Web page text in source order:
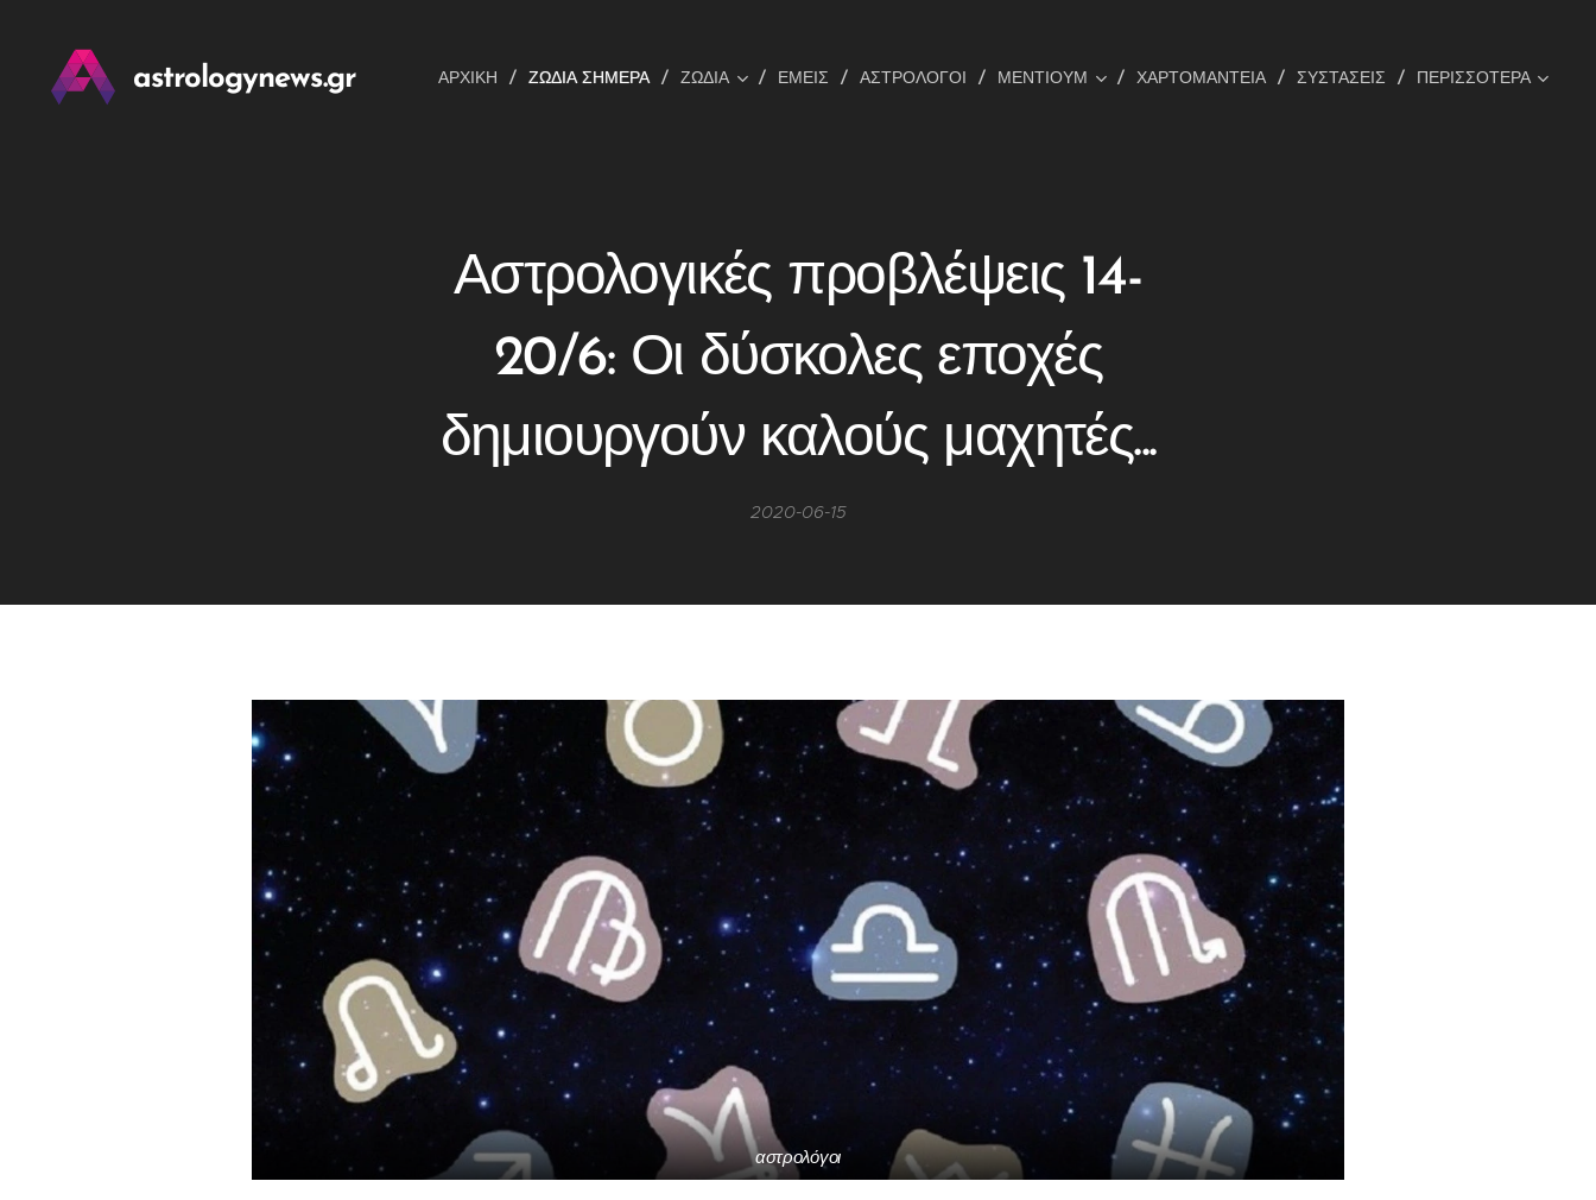
astrologynews.gr ΑΡΧΙΚΉ ΖΩΔΙΑ ΣΗΜΕΡΑ ΖΩΔΙΑ ΕΜΕΊΣ ΑΣΤΡΟΛΌΓΟΙ ΜΕΝΤΙΟΥΜ ΧΑΡΤΟΜΑΝΤΕΙΑ ΣΥΣΤΑΣΕΙΣ ΠΕΡΙΣΣΌΤΕΡΑ
Αστρολογικές προβλέψεις 14-
20/6: Οι δύσκολες εποχές
δημιουργούν καλούς μαχητές...
2020-06-15
αστρολόγοι